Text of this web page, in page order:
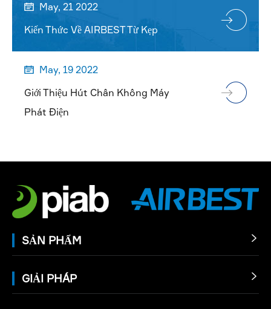

May, 21 2022
Kiến Thức Về AIRBEST Từ Kẹp

May, 19 2022
Giới Thiệu Hút Chân Không Máy
Phát Điện
SẢN PHẨM 
GIẢI PHÁP 